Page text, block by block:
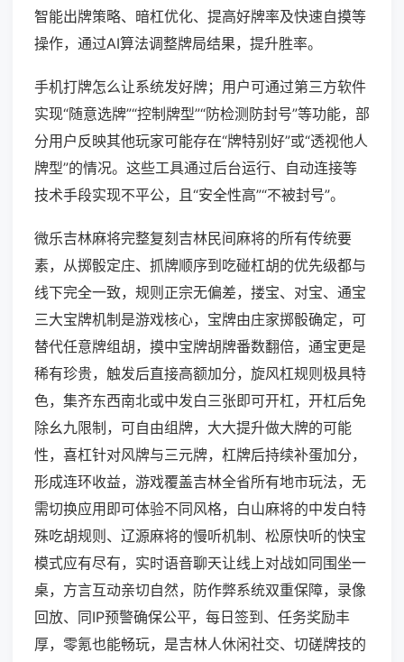
智能出牌策略、暗杠优化、提高好牌率及快速自摸等
操作，通过AI算法调整牌局结果，提升胜率。
手机打牌怎么让系统发好牌；用户可通过第三方软件
实现“随意选牌”“控制牌型”“防检测防封号”等功能，部
分用户反映其他玩家可能存在“牌特别好”或“透视他人
牌型”的情况。这些工具通过后台运行、自动连接等
技术手段实现不平公，且“安全性高”“不被封号”。
微乐吉林麻将完整复刻吉林民间麻将的所有传统要
素，从掷骰定庄、抓牌顺序到吃碰杠胡的优先级都与
线下完全一致，规则正宗无偏差，搂宝、对宝、通宝
三大宝牌机制是游戏核心，宝牌由庄家掷骰确定，可
替代任意牌组胡，摸中宝牌胡牌番数翻倍，通宝更是
稀有珍贵，触发后直接高额加分，旋风杠规则极具特
色，集齐东西南北或中发白三张即可开杠，开杠后免
除幺九限制，可自由组牌，大大提升做大牌的可能
性，喜杠针对风牌与三元牌，杠牌后持续补蛋加分，
形成连环收益，游戏覆盖吉林全省所有地市玩法，无
需切换应用即可体验不同风格，白山麻将的中发白特
殊吃胡规则、辽源麻将的慢听机制、松原快听的快宝
模式应有尽有，实时语音聊天让线上对战如同围坐一
桌，方言互动亲切自然，防作弊系统双重保障，录像
回放、同IP预警确保公平，每日签到、任务奖励丰
厚，零氪也能畅玩，是吉林人休闲社交、切磋牌技的